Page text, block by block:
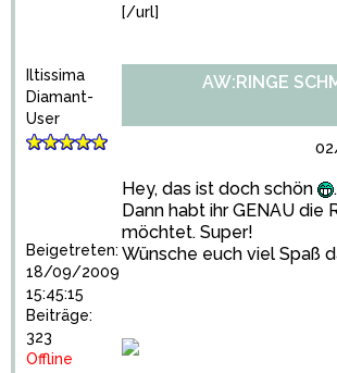
[/url]
Iltissima
Diamant-
User
Beigetreten:
18/09/2009
15:45:15
Beiträge:
323
Offline
AW:RINGE
Hey, das ist doch schön
.
Dann habt ihr GENAU die
möchtet. Super!
Wünsche euch viel Spaß